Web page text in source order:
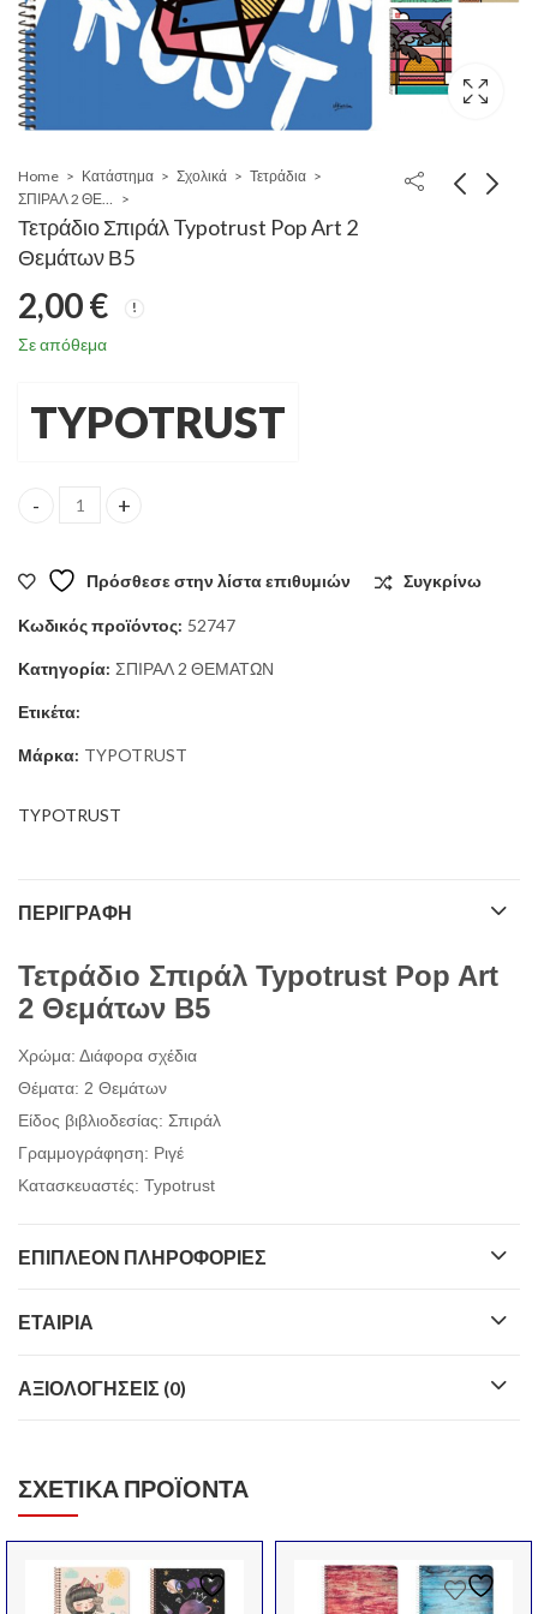
Home Κατάστημα Σχολικά
Τετράδια
Τετράδιο Σπιράλ Typotrust Pop Art 2
Θεμάτων Β5
2,00€
Σε απόθεμα
TYPOTRUST
Τετράδιο Σπιράλ Typotrust Pop Art 2 Θεμάτων Β5 quantity
Πρόσθεσε στην λίστα επιθυμιών Συγκρίνω
Κωδικός προϊόντος: 52747
Κατηγορία: ΣΠΙΡΑΛ 2 ΘΕΜΑΤΩΝ
Ετικέτα:
Μάρκα: TYPOTRUST
TYPOTRUST
ΠΕΡΙΓΡΑΦΉ
Τετράδιο Σπιράλ Typotrust Pop Art
2 Θεμάτων Β5
Χρώμα: Διάφορα σχέδια
Θέματα: 2 Θεμάτων
Είδος βιβλιοδεσίας: Σπιράλ
Γραμμογράφηση: Ριγέ
Κατασκευαστές: Typotrust
ΕΠΙΠΛΈΟΝ ΠΛΗΡΟΦΟΡΊΕΣ
ΕΤΑΙΡΊΑ
ΑΞΙΟΛΟΓΉΣΕΙΣ (0)
ΣΧΕΤΙΚΆ ΠΡΟΪΌΝΤΑ